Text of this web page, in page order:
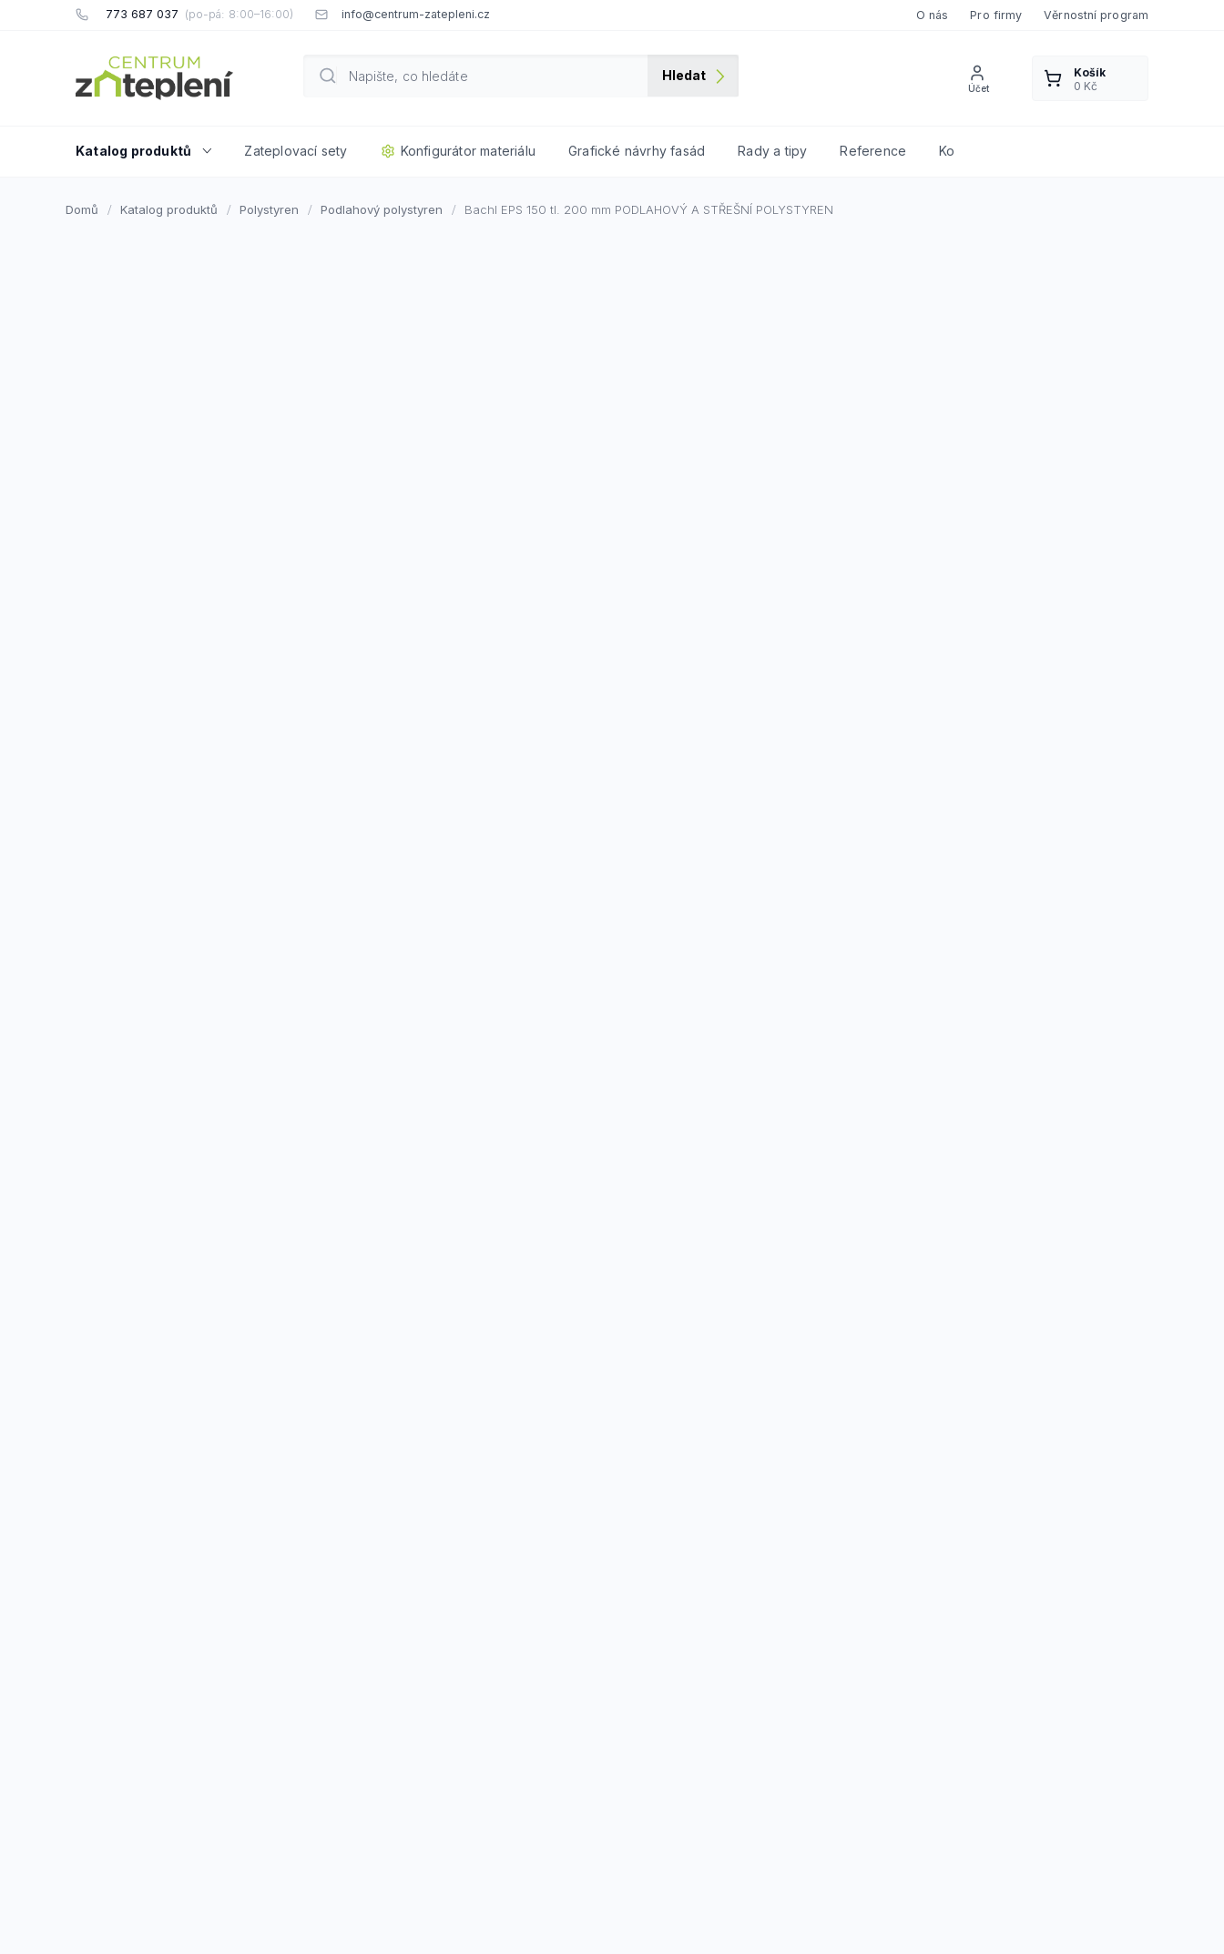
773 687 037 info@centrum-zatepleni.cz O nás Pro firmy Věrnostní program
Hledat
Katalog produktů Zateplovací sety Konfigurátor materiálu Grafické návrhy fasád Rady a tipy Reference Kontakty
Domů Katalog produktů Polystyren Podlahový polystyren Bachl EPS 150 tl. 200 mm PODLAHOVÝ A STŘEŠNÍ POLYSTYREN